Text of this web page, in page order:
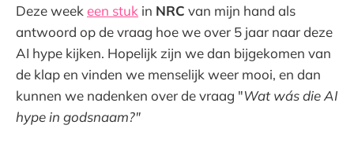
Deze week een stuk in NRC van mijn hand als
antwoord op de vraag hoe we over 5 jaar naar deze
AI hype kijken. Hopelijk zijn we dan bijgekomen van
de klap en vinden we menselijk weer mooi, en dan
kunnen we nadenken over de vraag "Wat wás die AI
hype in godsnaam?"